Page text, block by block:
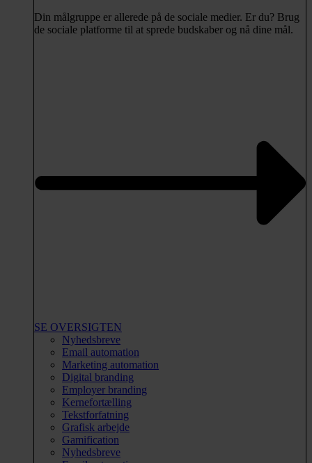
Din målgruppe er allerede på de sociale medier. Er du? Brug
de sociale platforme til at sprede budskaber og nå dine mål.
SE OVERSIGTEN
Nyhedsbreve
Email automation
Marketing automation
Digital branding
Employer branding
Kernefortælling
Tekstforfatning
Grafisk arbejde
Gamification
Nyhedsbreve